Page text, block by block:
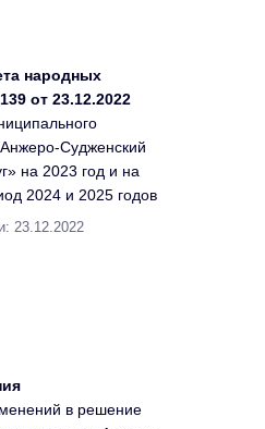
народных
от 23.12.2022
Судженский
на 2023 год и на
2024 и 2025 годов
23.12.2022
в решение